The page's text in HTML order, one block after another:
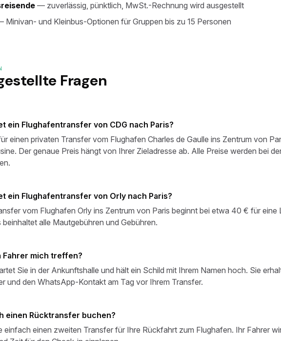
— zuverlässig, pünktlich, MwSt.-Rechnung wird ausgestellt
Minivan- und Kleinbus-Optionen für Gruppen bis zu 15 Personen
Fragen
ein Flughafentransfer von CDG nach Paris?
einen privaten Transfer vom Flughafen Charles de Gaulle ins Zentrum von
Der genaue Preis hängt von Ihrer Zieladresse ab. Alle Preise werden bei
ein Flughafentransfer von Orly nach Paris?
vom Flughafen Orly ins Zentrum von Paris beginnt bei etwa 40 € für eine
alle Mautgebühren und Gebühren.
Fahrer mich treffen?
Sie in der Ankunftshalle und hält ein Schild mit Ihrem Namen hoch. Sie
und den WhatsApp-Kontakt am Tag vor Ihrem Transfer.
einen Rücktransfer buchen?
einfach einen zweiten Transfer für Ihre Rückfahrt zum Flughafen. Ihr Fahrer